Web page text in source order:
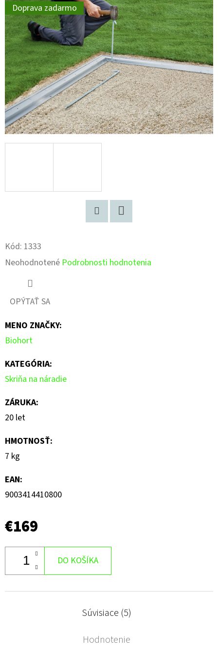
Doprava zadarmo
Kód: 1333
Priemerné
hodnotenie
produktu
0,0
z
5
hviezdičiek.
Neohodnotené Podrobnosti hodnotenia
OPÝTAŤ SA
MENO ZNAČKY:
Biohort
KATEGÓRIA:
Skriňa na náradie
ZÁRUKA:
20 let
HMOTNOSŤ:
7 kg
EAN:
9003414410800
€169
DO KOŠÍKA
Súvisiace (5)
Hodnotenie